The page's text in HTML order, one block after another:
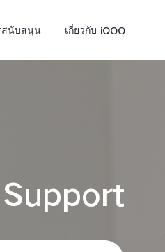
สนับสนุน เกี่ยวกับ iQOO